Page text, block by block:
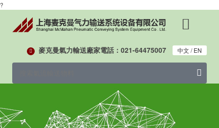
?
麥克曼氣力輸送廠家電話：021-64475007 中文 /EN